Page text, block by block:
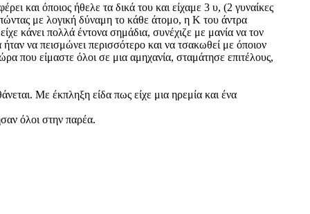
και όποιος ήθελε τα δικά του και είχαμε 3 υ, (2 γυναίκες
με λογική δύναμη το κάθε άτομο, η Κ του άντρα
κάνει πολλά έντονα σημάδια, συνέχιζε με μανία να τον
να πεισμώνει περισσότερο και να τσακωθεί με όποιον
που είμαστε όλοι σε μια αμηχανία, σταμάτησε επιτέλους,
Με έκπληξη είδα πως είχε μια ηρεμία και ένα
όλοι στην παρέα.